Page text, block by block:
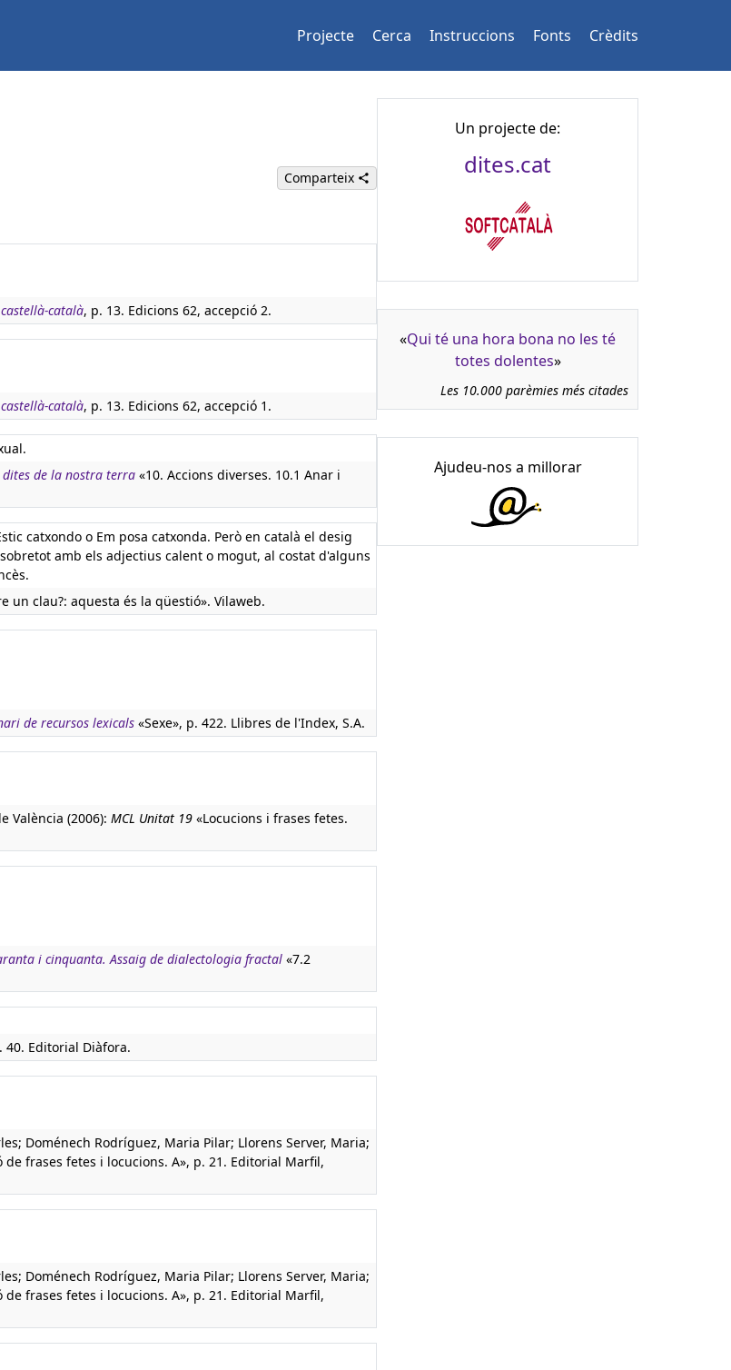
Projecte Cerca Instruccions Fonts Crèdits
Comparteix
català, p. 13. Edicions 62, accepció 2.
català, p. 13. Edicions 62, accepció 1.
de la nostra terra «10. Accions diverses. 10.1 Anar i
catxondo o Em posa catxonda. Però en català el desig
amb els adjectius calent o mogut, al costat d'alguns
un clau?: aquesta és la qüestió». Vilaweb.
de recursos lexicals «Sexe», p. 422. Llibres de l'Index, S.A.
València (2006): MCL Unitat 19 «Locucions i frases fetes.
i cinquanta. Assaig de dialectologia fractal «7.2
40. Editorial Diàfora.
Doménech Rodríguez, Maria Pilar; Llorens Server, Maria;
de frases fetes i locucions. A», p. 21. Editorial Marfil,
Doménech Rodríguez, Maria Pilar; Llorens Server, Maria;
de frases fetes i locucions. A», p. 21. Editorial Marfil,
Un projecte de:
dites.cat
«Qui té una hora bona no les té
totes dolentes»
Les 10.000 parèmies més citades
Ajudeu-nos a millorar